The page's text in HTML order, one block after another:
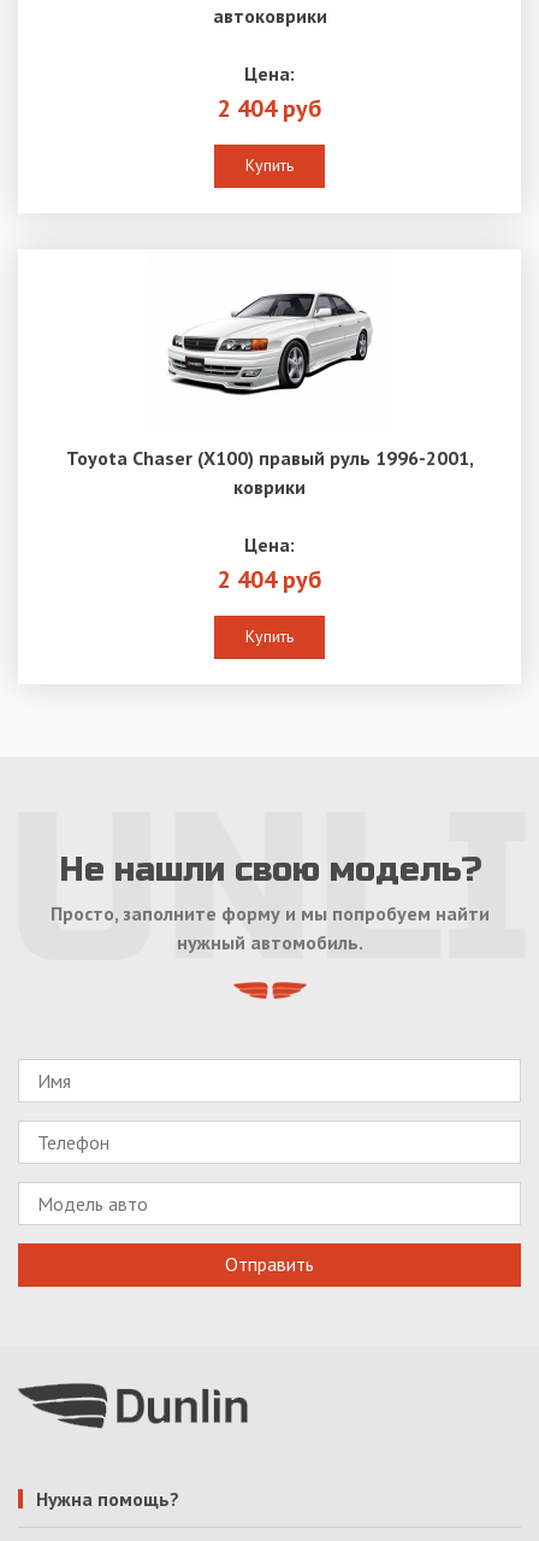
автоковрики
Цена:
2 404 руб
Купить
Toyota Chaser (X100) правый руль 1996-2001,
коврики
Цена:
2 404 руб
Купить
Не нашли свою модель?
Просто, заполните форму и мы попробуем найти
нужный автомобиль.
Нужна помощь?